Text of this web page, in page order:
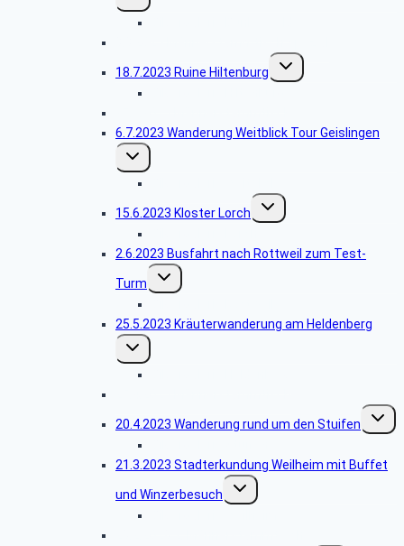
umschalten
18.7.2023 Ruine Hiltenburg
Untermenü
umschalten
6.7.2023 Wanderung Weitblick Tour Geislingen
Untermenü
umschalten
15.6.2023 Kloster Lorch
Untermenü
umschalten
2.6.2023 Busfahrt nach Rottweil zum Test-
Turm
Untermenü
umschalten
25.5.2023 Kräuterwanderung am Heldenberg
Untermenü
umschalten
20.4.2023 Wanderung rund um den Stuifen
21.3.2023 Stadterkundung Weilheim mit Buffet
und Winzerbesuch
Untermenü
umschalten